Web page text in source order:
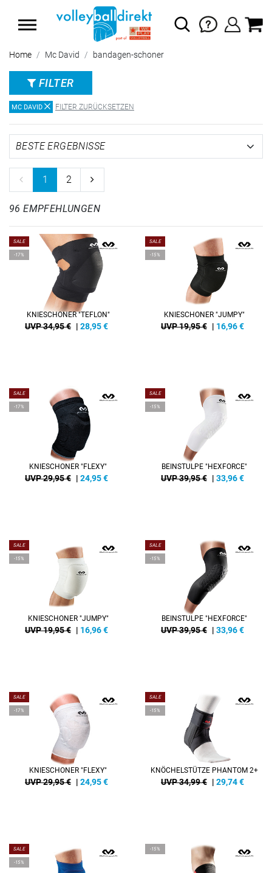
SUMMER SALE: SPARE BIS ZU 65%
Home Mc David bandagen-schoner
FILTER
MC DAVID FILTER ZURÜCKSETZEN
1 2
96 EMPFEHLUNGEN
SALE
-17%
KNIESCHONER "TEFLON"
UVP 34,95 € | 28,95€
SALE
-15%
KNIESCHONER "JUMPY"
UVP 19,95 € | 16,96€
SALE
-17%
KNIESCHONER "FLEXY"
UVP 29,95 € | 24,95€
SALE
-15%
BEINSTULPE "HEXFORCE"
UVP 39,95 € | 33,96€
SALE
-15%
KNIESCHONER "JUMPY"
UVP 19,95 € | 16,96€
SALE
-15%
BEINSTULPE "HEXFORCE"
UVP 39,95 € | 33,96€
SALE
-17%
KNIESCHONER "FLEXY"
UVP 29,95 € | 24,95€
SALE
-15%
KNÖCHELSTÜTZE PHANTOM 2+
UVP 34,99 € | 29,74€
SALE
-15%
-15%